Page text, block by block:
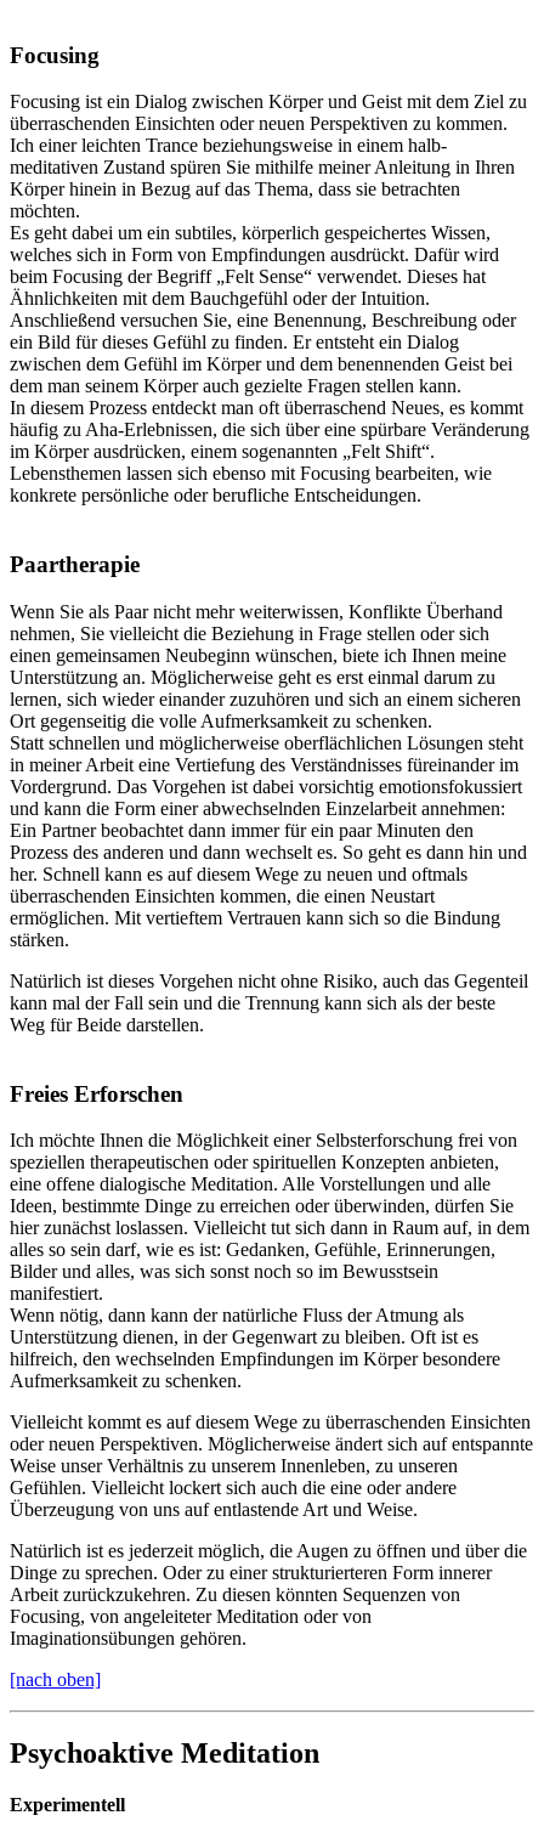
Focusing
Focusing ist ein Dialog zwischen Körper und Geist mit dem Ziel zu
überraschenden Einsichten oder neuen Perspektiven zu kommen.
Ich einer leichten Trance beziehungsweise in einem halb-
meditativen Zustand spüren Sie mithilfe meiner Anleitung in Ihren
Körper hinein in Bezug auf das Thema, dass sie betrachten
möchten.
Es geht dabei um ein subtiles, körperlich gespeichertes Wissen,
welches sich in Form von Empfindungen ausdrückt. Dafür wird
beim Focusing der Begriff „Felt Sense“ verwendet. Dieses hat
Ähnlichkeiten mit dem Bauchgefühl oder der Intuition.
Anschließend versuchen Sie, eine Benennung, Beschreibung oder
ein Bild für dieses Gefühl zu finden. Er entsteht ein Dialog
zwischen dem Gefühl im Körper und dem benennenden Geist bei
dem man seinem Körper auch gezielte Fragen stellen kann.
In diesem Prozess entdeckt man oft überraschend Neues, es kommt
häufig zu Aha-Erlebnissen, die sich über eine spürbare Veränderung
im Körper ausdrücken, einem sogenannten „Felt Shift“.
Lebensthemen lassen sich ebenso mit Focusing bearbeiten, wie
konkrete persönliche oder berufliche Entscheidungen.
Paartherapie
Wenn Sie als Paar nicht mehr weiterwissen, Konflikte Überhand
nehmen, Sie vielleicht die Beziehung in Frage stellen oder sich
einen gemeinsamen Neubeginn wünschen, biete ich Ihnen meine
Unterstützung an. Möglicherweise geht es erst einmal darum zu
lernen, sich wieder einander zuzuhören und sich an einem sicheren
Ort gegenseitig die volle Aufmerksamkeit zu schenken.
Statt schnellen und möglicherweise oberflächlichen Lösungen steht
in meiner Arbeit eine Vertiefung des Verständnisses füreinander im
Vordergrund. Das Vorgehen ist dabei vorsichtig emotionsfokussiert
und kann die Form einer abwechselnden Einzelarbeit annehmen:
Ein Partner beobachtet dann immer für ein paar Minuten den
Prozess des anderen und dann wechselt es. So geht es dann hin und
her. Schnell kann es auf diesem Wege zu neuen und oftmals
überraschenden Einsichten kommen, die einen Neustart
ermöglichen. Mit vertieftem Vertrauen kann sich so die Bindung
stärken.
Natürlich ist dieses Vorgehen nicht ohne Risiko, auch das Gegenteil
kann mal der Fall sein und die Trennung kann sich als der beste
Weg für Beide darstellen.
Freies Erforschen
Ich möchte Ihnen die Möglichkeit einer Selbsterforschung frei von
speziellen therapeutischen oder spirituellen Konzepten anbieten,
eine offene dialogische Meditation. Alle Vorstellungen und alle
Ideen, bestimmte Dinge zu erreichen oder überwinden, dürfen Sie
hier zunächst loslassen. Vielleicht tut sich dann in Raum auf, in dem
alles so sein darf, wie es ist: Gedanken, Gefühle, Erinnerungen,
Bilder und alles, was sich sonst noch so im Bewusstsein
manifestiert.
Wenn nötig, dann kann der natürliche Fluss der Atmung als
Unterstützung dienen, in der Gegenwart zu bleiben. Oft ist es
hilfreich, den wechselnden Empfindungen im Körper besondere
Aufmerksamkeit zu schenken.
Vielleicht kommt es auf diesem Wege zu überraschenden Einsichten
oder neuen Perspektiven. Möglicherweise ändert sich auf entspannte
Weise unser Verhältnis zu unserem Innenleben, zu unseren
Gefühlen. Vielleicht lockert sich auch die eine oder andere
Überzeugung von uns auf entlastende Art und Weise.
Natürlich ist es jederzeit möglich, die Augen zu öffnen und über die
Dinge zu sprechen. Oder zu einer strukturierteren Form innerer
Arbeit zurückzukehren. Zu diesen könnten Sequenzen von
Focusing, von angeleiteter Meditation oder von
Imaginationsübungen gehören.
[nach oben]
Psychoaktive Meditation
Experimentell